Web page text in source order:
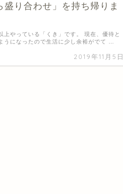
盛り合わせ」を持ち帰りま
2019年11月5日
上やっている「くき」です。 現在、優待と
うになったので生活に少し余裕がでて …